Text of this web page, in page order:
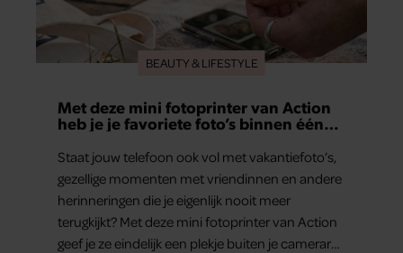
BEAUTY & LIFESTYLE
Met deze mini fotoprinter van Action
heb je je favoriete foto’s binnen één
Staat jouw telefoon ook vol met vakantiefoto’s,
gezellige momenten met vriendinnen en andere
herinneringen die je eigenlijk nooit meer
terugkijkt? Met deze mini fotoprinter van Action
geef je ze eindelijk een plekje buiten je camerarol.